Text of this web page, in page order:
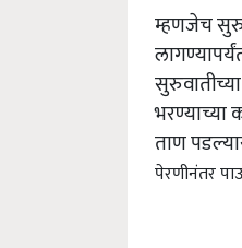
म्हणजेच
भरण्याच्या
ताण
पेरणीनंतर